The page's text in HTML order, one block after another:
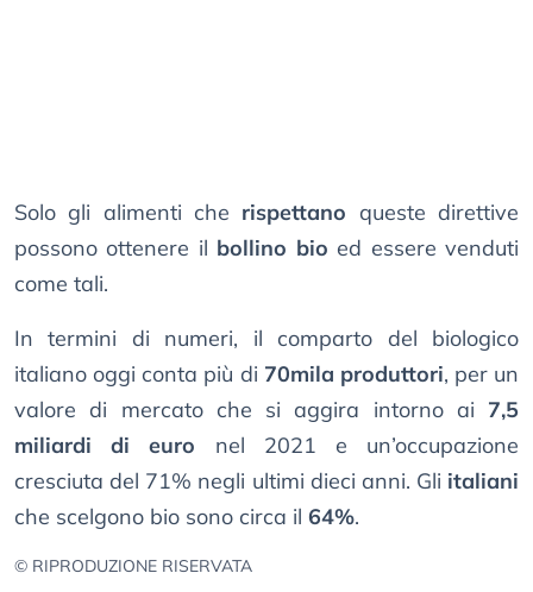
Solo gli alimenti che rispettano queste direttive
possono ottenere il bollino bio ed essere venduti
come tali.
In termini di numeri, il comparto del biologico
italiano oggi conta più di 70mila produttori, per un
valore di mercato che si aggira intorno ai 7,5
miliardi di euro nel 2021 e un’occupazione
cresciuta del 71% negli ultimi dieci anni. Gli italiani
che scelgono bio sono circa il 64%.
© RIPRODUZIONE RISERVATA